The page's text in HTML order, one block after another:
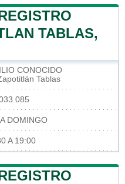
TABLAS,
CONOCIDO
Tablas
085
DOMINGO
A 19:00